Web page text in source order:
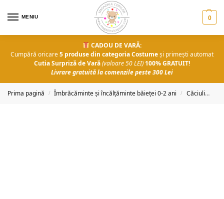
MENIU 0
CADOU DE VARĂ:
Cumpără oricare5 produse din categoria Costumeși primești automat
Cutia Surpriză de Vară(valoare 50 LEI) 100% GRATUIT!
Livrare gratuită la comenzile peste 300 Lei
Prima pagină / Îmbrăcăminte și încălțăminte băieței 0-2 ani / Căciuli